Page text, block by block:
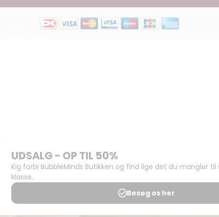
Support og
juridisk:
Spørgsmål og
svar
Medlemsbetingelser